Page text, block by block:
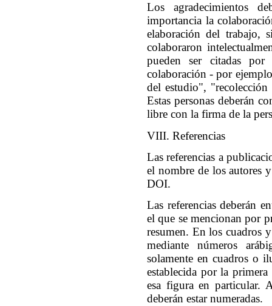
Los agradecimientos
importancia la
elaboración del trabajo,
colaboraron
pueden ser citadas
colaboración - por
del estudio",
Estas personas deberán
libre con la firma de la
VIII. Referencias
Las referencias a
el nombre de los autores
DOI.
Las referencias deberán
el que se mencionan por
resumen. En los cuadros
mediante números
solamente en cuadros o
establecida por la
esa figura en particular.
deberán estar numeradas.